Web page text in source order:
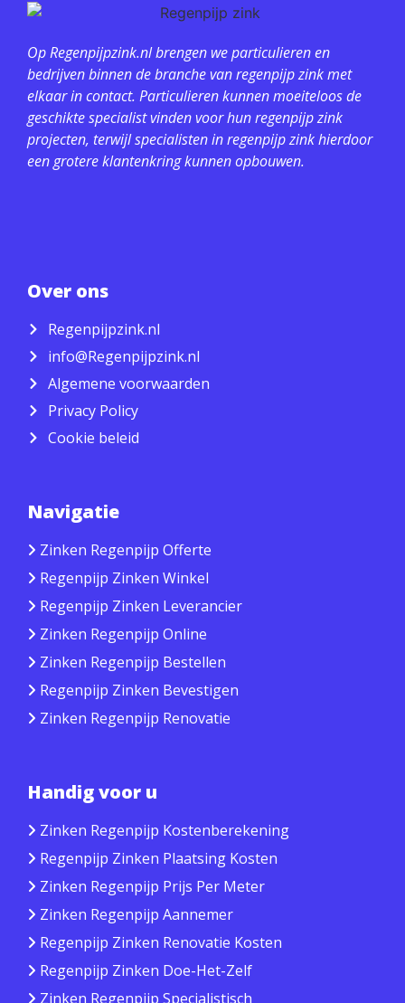
Op Regenpijpzink.nl brengen we particulieren en
bedrijven binnen de branche van regenpijp zink met
elkaar in contact. Particulieren kunnen moeiteloos de
geschikte specialist vinden voor hun regenpijp zink
projecten, terwijl specialisten in regenpijp zink hierdoor
een grotere klantenkring kunnen opbouwen.
Over ons
Regenpijpzink.nl
info@Regenpijpzink.nl
Algemene voorwaarden
Privacy Policy
Cookie beleid
Navigatie
Zinken Regenpijp Offerte
Regenpijp Zinken Winkel
Regenpijp Zinken Leverancier
Zinken Regenpijp Online
Zinken Regenpijp Bestellen
Regenpijp Zinken Bevestigen
Zinken Regenpijp Renovatie
Handig voor u
Zinken Regenpijp Kostenberekening
Regenpijp Zinken Plaatsing Kosten
Zinken Regenpijp Prijs Per Meter
Zinken Regenpijp Aannemer
Regenpijp Zinken Renovatie Kosten
Regenpijp Zinken Doe-Het-Zelf
Zinken Regenpijp Specialistisch